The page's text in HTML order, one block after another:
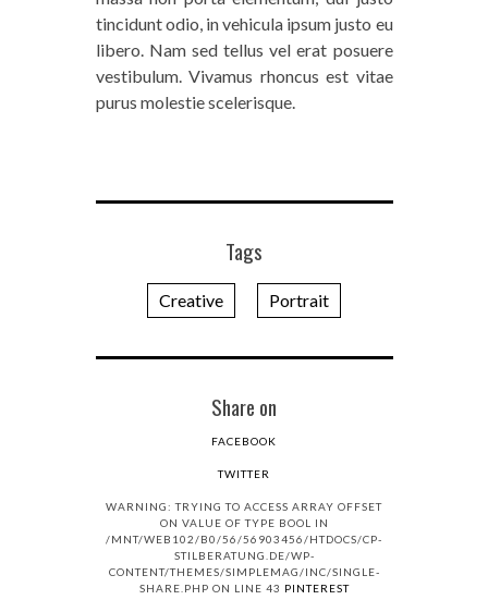
tincidunt odio, in vehicula ipsum justo eu
libero. Nam sed tellus vel erat posuere
vestibulum. Vivamus rhoncus est vitae
purus molestie scelerisque.
Tags
Creative Portrait
Share on
FACEBOOK
TWITTER
WARNING: TRYING TO ACCESS ARRAY OFFSET
ON VALUE OF TYPE BOOL IN
/MNT/WEB102/B0/56/56903456/HTDOCS/CP-
STILBERATUNG.DE/WP-
CONTENT/THEMES/SIMPLEMAG/INC/SINGLE-
SHARE.PHP ON LINE 43 PINTEREST